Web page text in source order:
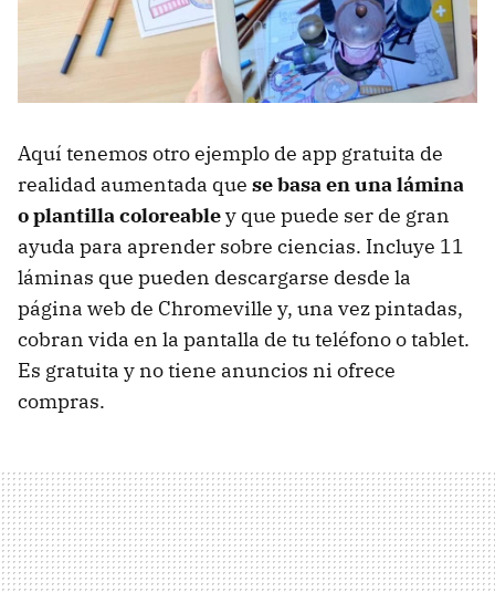
Aquí tenemos otro ejemplo de app gratuita de
realidad aumentada que se basa en una lámina
o plantilla coloreabley que puede ser de gran
ayuda para aprender sobre ciencias. Incluye 11
láminas que pueden descargarse desde la
página web de Chromeville y, una vez pintadas,
cobran vida en la pantalla de tu teléfono o tablet.
Es gratuita y no tiene anuncios ni ofrece
compras.